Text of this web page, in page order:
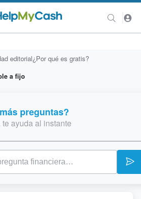
editorial¿Por qué es gratis?
a fijo
preguntas?
te ayuda al instante